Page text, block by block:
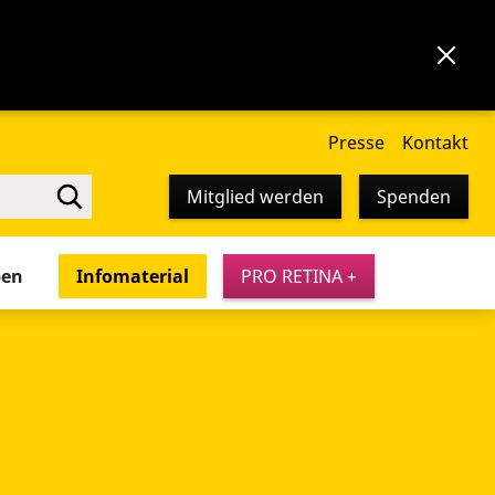
Presse Kontakt
Mitglied werden Spenden
Infomaterial PRO RETINA +